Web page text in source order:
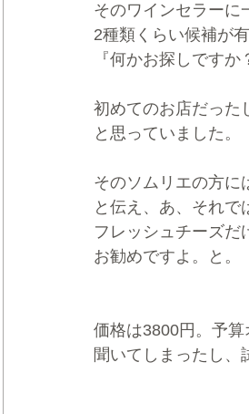
そのワインセラーに
2種類くらい候補が
『何かお探しですか
初めてのお店だった
と思っていました。
そのソムリエの方に
と伝え、あ、それで
フレッシュチーズだ
お勧めですよ。と。
価格は3800円。予
聞いてしまったし、